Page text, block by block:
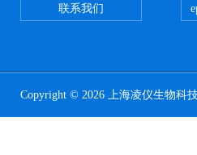
联系我们
Copyright © 2026 上海凌仪生物科